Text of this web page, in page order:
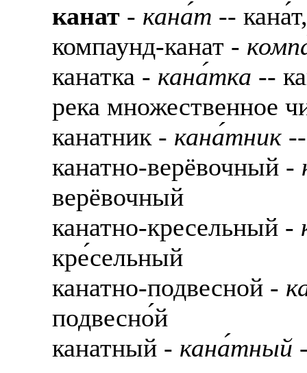
канат - кана́т --
компаунд-канат -
канатка - кана́тка --
река множественное
канатник - кана́тник
канатно-верёвочный -
верёвочный
канатно-кресельный -
кре́сельный
канатно-подвесной -
подвесно́й
канатный - кана́тный